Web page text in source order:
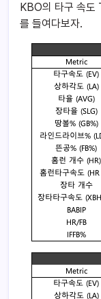
KBO의 타구 속도
를 들여다보자.